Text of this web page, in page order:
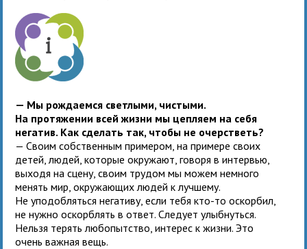
— Мы рождаемся светлыми, чистыми.
На протяжении всей жизни мы цепляем на себя
негатив. Как сделать так, чтобы не очерстветь?
— Своим собственным примером, на примере своих
детей, людей, которые окружают, говоря в интервью,
выходя на сцену, своим трудом мы можем немного
менять мир, окружающих людей к лучшему.
Не уподобляться негативу, если тебя кто-то оскорбил,
не нужно оскорблять в ответ. Следует улыбнуться.
Нельзя терять любопытство, интерес к жизни. Это
очень важная вещь.